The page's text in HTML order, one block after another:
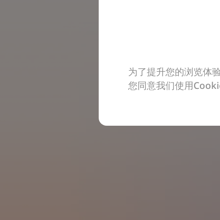
为了提升您的浏览体
您同意我们使用